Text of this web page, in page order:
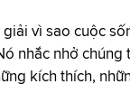
vì sao cuộc
nhắc nhở chúng
kích thích,